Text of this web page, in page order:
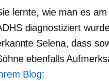
lernte, wie man es
diagnostiziert
Selena, dass
ebenfalls
Blog: